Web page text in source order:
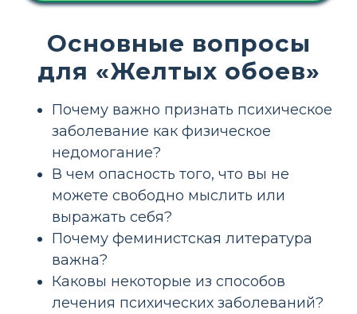
Основные вопросы
для «Желтых обоев»
Почему важно признать психическое
заболевание как физическое
недомогание?
В чем опасность того, что вы не
можете свободно мыслить или
выражать себя?
Почему феминистская литература
важна?
Каковы некоторые из способов
лечения психических заболеваний?